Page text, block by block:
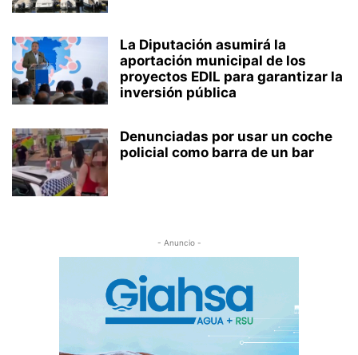
La Diputación asumirá la
aportación municipal de los
proyectos EDIL para garantizar la
inversión pública
Denunciadas por usar un coche
policial como barra de un bar
- Anuncio -